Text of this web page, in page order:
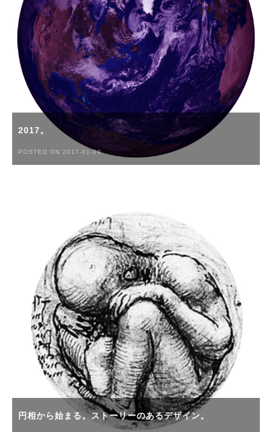
2017。
POSTED ON 2017-01-09
円相から始まる。ストーリーのあるデザイン。